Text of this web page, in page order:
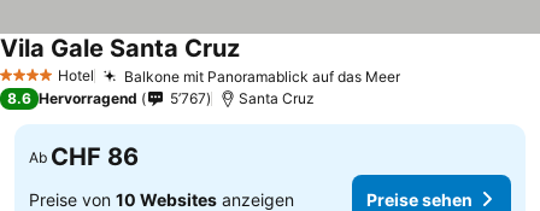
4 Sterne Hotel Balkone mit Panoramablick auf das MeerPreise sehen
Vila Gale Santa CruzPreise sehen
8.6 Hervorragend 5’767 Santa Cruz
Ab CHF 86
Preise von 10 Websites anzeigen Preise sehen